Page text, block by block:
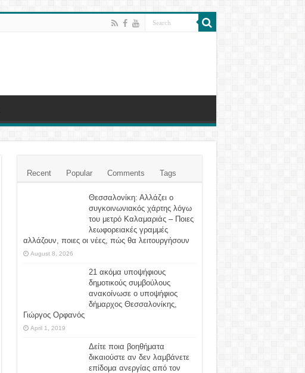
Recent Popular Comments Tags
Θεσσαλονίκη: Αλλάζει ο
συγκοινωνιακός χάρτης λόγω
του μετρό Καλαμαριάς – Ποιες
λεωφορειακές γραμμές
αλλάζουν, ποιες οι νέες, πώς θα λειτουργήσουν
August 8, 2026
21 ακόμα υποψήφιους
δημοτικούς συμβούλους
ανακοίνωσε ο υποψήφιος
δήμαρχος Θεσσαλονίκης,
Γιώργος Ορφανός
April 1, 2019
Δείτε ποια βοηθήματα
δικαιούστε αν δεν λαμβάνετε
επίδομα ανεργίας από τον